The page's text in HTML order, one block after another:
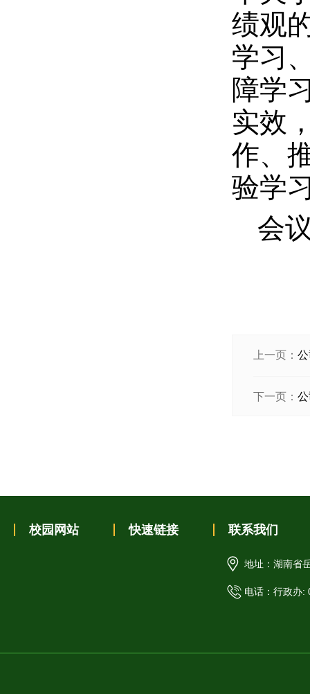
绩观
学习
障学
实效
作、
验学
会
上一页：
下一页：
校园网站 快速链接 联系我们
地址：湖南省
电话：行政办